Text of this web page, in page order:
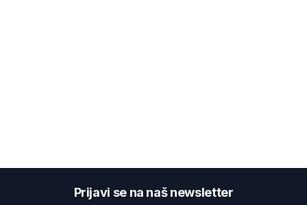
Prijavi se na naš newsletter